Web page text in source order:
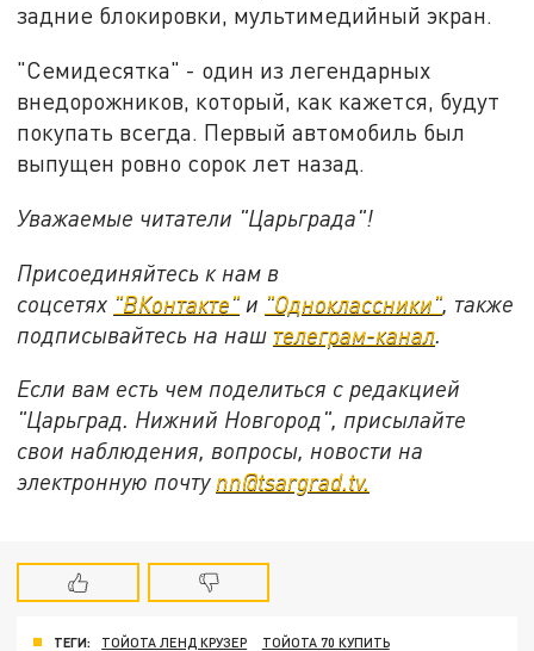
задние блокировки, мультимедийный экран.
"Семидесятка" - один из легендарных
внедорожников, который, как кажется, будут
покупать всегда. Первый автомобиль был
выпущен ровно сорок лет назад.
Уважаемые читатели "Царьграда"!
Присоединяйтесь к нам в
соцсетях "ВКонтакте" и "Одноклассники" , также
подписывайтесь на наш телеграм-канал
Если вам есть чем поделиться с редакцией
"Царьград. Нижний Новгород", присылайте
свои наблюдения, вопросы, новости на
электронную почту nn@tsargrad.tv.
ТЕГИ: ТОЙОТА ЛЕНД КРУЗЕР ТОЙОТА 70 КУПИТЬ